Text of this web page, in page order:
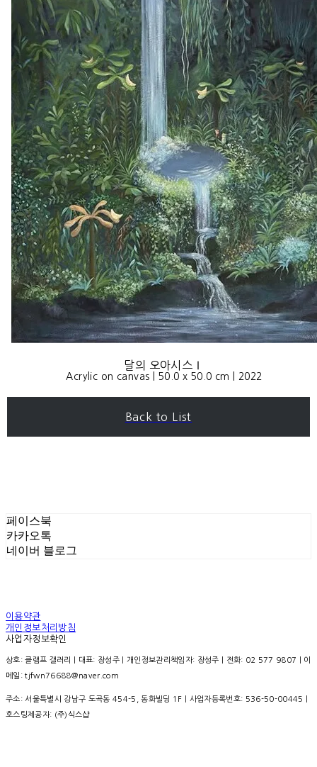
달의 오아시스Ⅰ
Acrylic on canvas | 50.0 x 50.0 cm | 2022
Back to List
페이스북
카카오톡
네이버 블로그
이용약관
개인정보처리방침
사업자정보확인
상호: 클램프 갤러리 | 대표: 장성주 | 개인정보관리책임자: 장성주 | 전화: 02 577 9807 | 이
메일: tjfwn76688@naver.com
주소: 서울특별시 강남구 도곡동 454-5, 동화빌딩 1F | 사업자등록번호: 536-50-00445
호스팅제공자: (주)식스샵